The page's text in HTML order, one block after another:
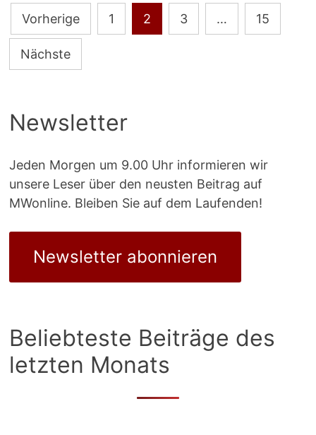
Seitennummerierung
der
Beiträge
Vorherige 1 2 3 … 15
Nächste
Newsletter
Jeden Morgen um 9.00 Uhr informieren wir
unsere Leser über den neusten Beitrag auf
MWonline. Bleiben Sie auf dem Laufenden!
Newsletter abonnieren
Beliebteste Beiträge des
letzten Monats